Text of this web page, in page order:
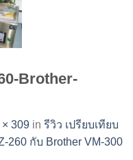
Brother-
309 in รีวิว เปรียบเทียบ
กับ Brother VM-300